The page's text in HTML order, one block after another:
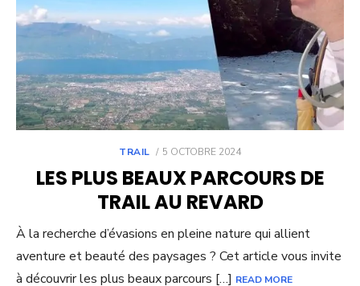
TRAIL
POSTED
5 OCTOBRE 2024
LES PLUS BEAUX PARCOURS DE
TRAIL AU REVARD
À la recherche d’évasions en pleine nature qui allient
aventure et beauté des paysages ? Cet article vous invite
à découvrir les plus beaux parcours […] READ MORE